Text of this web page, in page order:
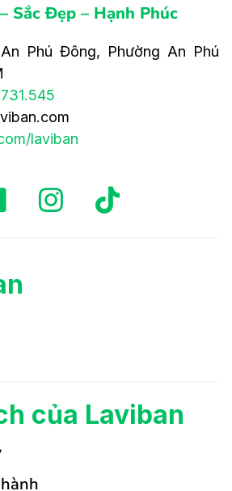
Sắc Đẹp – Hạnh Phúc
Phú Đông, Phường An Phú
laviban
của Laviban